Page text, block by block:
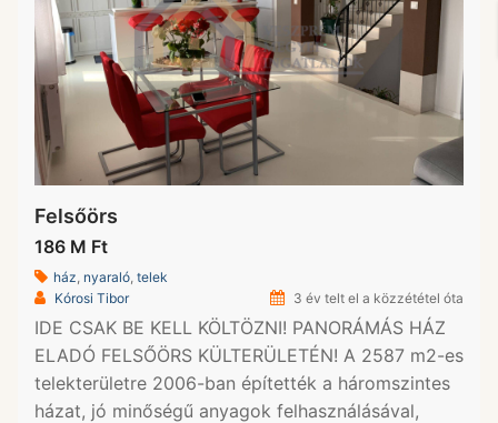
Felsőörs
186 M Ft
ház nyaraló telek
Kórosi Tibor
3 év telt el a közzététel óta
IDE CSAK BE KELL KÖLTÖZNI! PANORÁMÁS HÁZ
ELADÓ FELSŐÖRS KÜLTERÜLETÉN! A 2587 m2-es
telekterületre 2006-ban építették a háromszintes
házat, jó minőségű anyagok felhasználásával,